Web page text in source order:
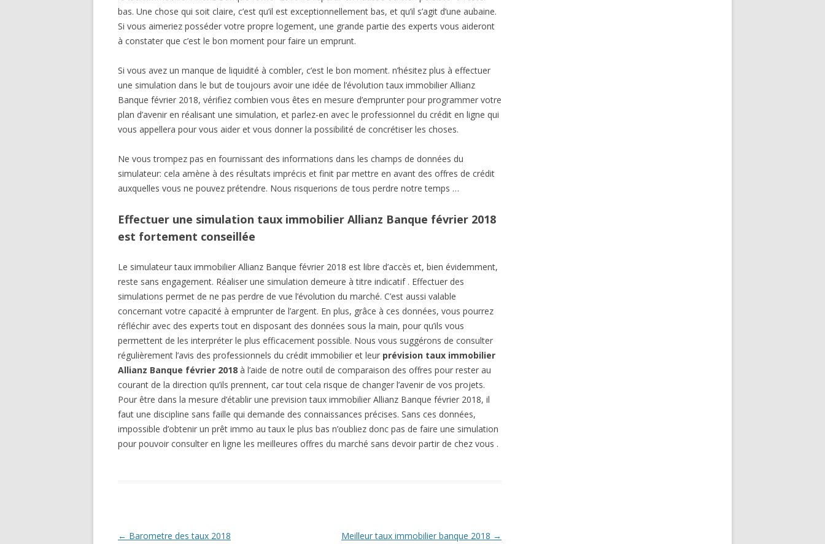
bas. Une chose qui soit claire, c’est qu’il est exceptionnellement bas, et qu’il s’agit d’une aubaine.
Si vous aimeriez posséder votre propre logement, une grande partie des experts vous aideront
à constater que c’est le bon moment pour faire un emprunt.
Si vous avez un manque de liquidité à combler, c’est le bon moment. n’hésitez plus à effectuer
une simulation dans le but de toujours avoir une idée de l’évolution taux immobilier Allianz
Banque février 2018, vérifiez combien vous êtes en mesure d’emprunter pour programmer votre
plan d’avenir en réalisant une simulation, et parlez-en avec le professionnel du crédit en ligne qui
vous appellera pour vous aider et vous donner la possibilité de concrétiser les choses.
Ne vous trompez pas en fournissant des informations dans les champs de données du
simulateur: cela amène à des résultats imprécis et finit par mettre en avant des offres de crédit
auxquelles vous ne pouvez prétendre. Nous risquerions de tous perdre notre temps …
Effectuer une simulation taux immobilier Allianz Banque février 2018
est fortement conseillée
Le simulateur taux immobilier Allianz Banque février 2018 est libre d’accès et, bien évidemment,
reste sans engagement. Réaliser une simulation demeure à titre indicatif . Effectuer des
simulations permet de ne pas perdre de vue l’évolution du marché. C’est aussi valable
concernant votre capacité à emprunter de l’argent. En plus, grâce à ces données, vous pourrez
réfléchir avec des experts tout en disposant des données sous la main, pour qu’ils vous
permettent de les interpréter le plus efficacement possible. Nous vous suggérons de consulter
régulièrement l’avis des professionnels du crédit immobilier et leur prévision taux immobilier
Allianz Banque février 2018 à l’aide de notre outil de comparaison des offres pour rester au
courant de la direction qu’ils prennent, car tout cela risque de changer l’avenir de vos projets.
Pour être dans la mesure d’établir une prevision taux immobilier Allianz Banque février 2018, il
faut une discipline sans faille qui demande des connaissances précises. Sans ces données,
impossible d’obtenir un prêt immo au taux le plus bas n’oubliez donc pas de faire une simulation
pour pouvoir consulter en ligne les meilleures offres du marché sans devoir partir de chez vous .
Navigation
← Barometre des taux 2018 Meilleur taux immobilier banque 2018 →